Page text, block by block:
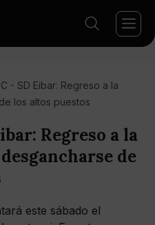
- SD Eibar: Regreso a la
los altos puestos
Regreso a la
de
este sábado el